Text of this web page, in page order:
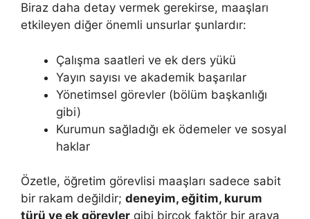
Biraz daha detay vermek gerekirse, maaşları
etkileyen diğer önemli unsurlar şunlardır:
Çalışma saatleri ve ek ders yükü
Yayın sayısı ve akademik başarılar
Yönetimsel görevler (bölüm başkanlığı
gibi)
Kurumun sağladığı ek ödemeler ve sosyal
haklar
Özetle, öğretim görevlisi maaşları sadece sabit
bir rakam değildir; deneyim, eğitim, kurum
türü ve ek görevler gibi birçok faktör bir araya